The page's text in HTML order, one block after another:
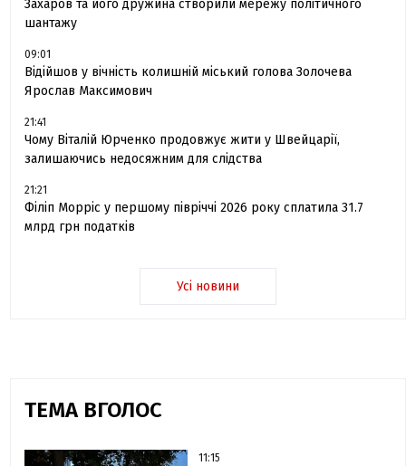
Захаров та його дружина створили мережу політичного
шантажу
09:01
Відійшов у вічність колишній міський голова Золочева
Ярослав Максимович
21:41
Чому Віталій Юрченко продовжує жити у Швейцарії,
залишаючись недосяжним для слідства
21:21
Філіп Морріс у першому півріччі 2026 року сплатила 31.7
млрд грн податків
Усі новини
ТЕМА ВГОЛОС
11:15